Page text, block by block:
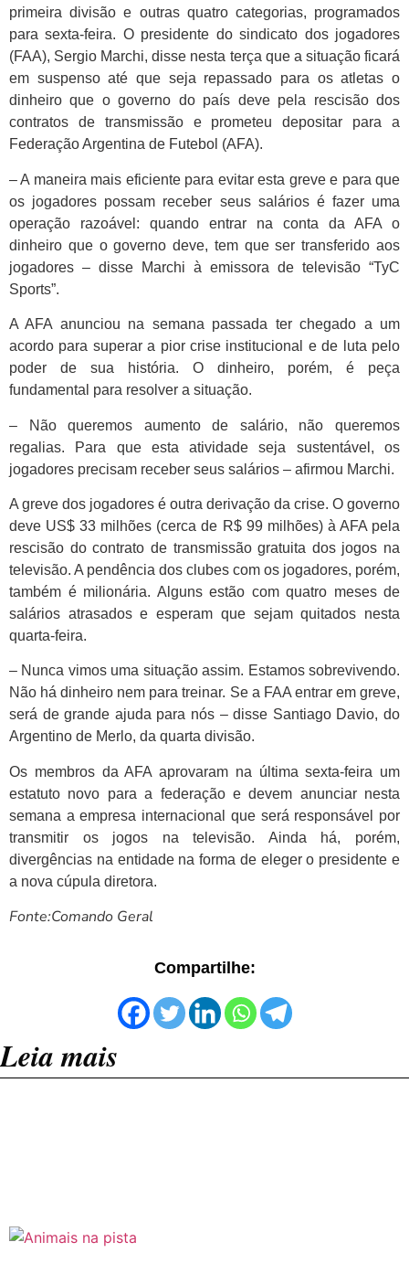
primeira divisão e outras quatro categorias, programados
para sexta-feira. O presidente do sindicato dos jogadores
(FAA), Sergio Marchi, disse nesta terça que a situação ficará
em suspenso até que seja repassado para os atletas o
dinheiro que o governo do país deve pela rescisão dos
contratos de transmissão e prometeu depositar para a
Federação Argentina de Futebol (AFA).
– A maneira mais eficiente para evitar esta greve e para que
os jogadores possam receber seus salários é fazer uma
operação razoável: quando entrar na conta da AFA o
dinheiro que o governo deve, tem que ser transferido aos
jogadores – disse Marchi à emissora de televisão “TyC
Sports”.
A AFA anunciou na semana passada ter chegado a um
acordo para superar a pior crise institucional e de luta pelo
poder de sua história. O dinheiro, porém, é peça
fundamental para resolver a situação.
– Não queremos aumento de salário, não queremos
regalias. Para que esta atividade seja sustentável, os
jogadores precisam receber seus salários – afirmou Marchi.
A greve dos jogadores é outra derivação da crise. O governo
deve US$ 33 milhões (cerca de R$ 99 milhões) à AFA pela
rescisão do contrato de transmissão gratuita dos jogos na
televisão. A pendência dos clubes com os jogadores, porém,
também é milionária. Alguns estão com quatro meses de
salários atrasados e esperam que sejam quitados nesta
quarta-feira.
– Nunca vimos uma situação assim. Estamos sobrevivendo.
Não há dinheiro nem para treinar. Se a FAA entrar em greve,
será de grande ajuda para nós – disse Santiago Davio, do
Argentino de Merlo, da quarta divisão.
Os membros da AFA aprovaram na última sexta-feira um
estatuto novo para a federação e devem anunciar nesta
semana a empresa internacional que será responsável por
transmitir os jogos na televisão. Ainda há, porém,
divergências na entidade na forma de eleger o presidente e
a nova cúpula diretora.
Fonte:Comando Geral
Compartilhe:
Leia mais